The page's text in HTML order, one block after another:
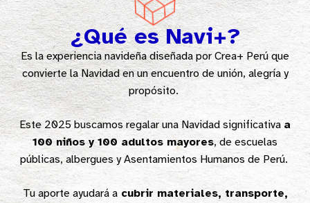
¿Qué es Navi+?
Es la experiencia navideña diseñada por Crea+ Perú que
convierte la Navidad en un encuentro de unión, alegría y
propósito.
Este 2025 buscamos regalar una Navidad significativa a
100 niños y 100 adultos mayores, de escuelas
públicas, albergues y Asentamientos Humanos de Perú.
Tu aporte ayudará acubrir materiales, transporte,